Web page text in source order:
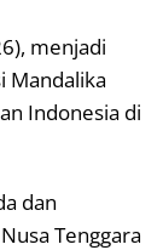
menjadi
Mandalika
Indonesia di
dan
Tenggara